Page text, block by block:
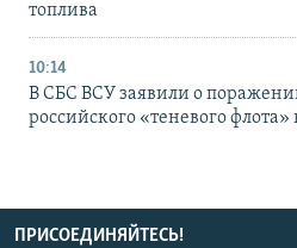
топлива
10:14
В СБС ВСУ заявили о
российского «теневого
ПРИСОЕДИНЯЙТЕСЬ!